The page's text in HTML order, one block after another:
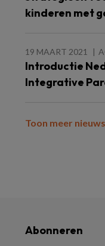
kinderen met
19 MAART 2021
Introductie
Integrative
Toon meer nieuws
Abonneren